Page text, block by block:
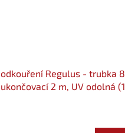
odkouření Regulus - trubka
ukončovací 2 m, UV odolná